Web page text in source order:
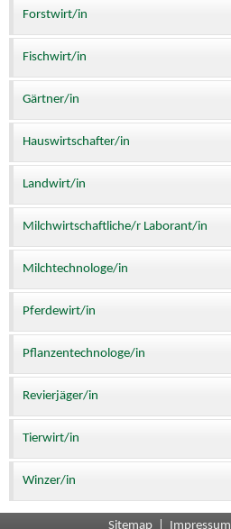
Forstwirt/in
Fischwirt/in
Gärtner/in
Hauswirtschafter/in
Landwirt/in
Milchwirtschaftliche/r Laborant/in
Milchtechnologe/in
Pferdewirt/in
Pflanzentechnologe/in
Revierjäger/in
Tierwirt/in
Winzer/in
Sitemap Impressum